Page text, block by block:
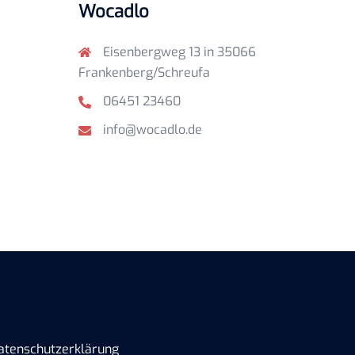
Wocadlo
Eisenbergweg 13 in 35066
Frankenberg/Schreufa
06451 23460
info@wocadlo.de